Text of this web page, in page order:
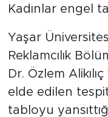
Kadınlar engel
Yaşar
Reklamcılık
Dr. Özlem
elde edilen
tabloyu